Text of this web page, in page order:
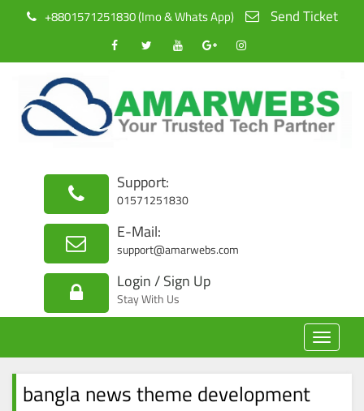
+8801571251830 (Imo & Whats App) Send Ticket
Support:
01571251830
E-Mail:
support@amarwebs.com
Login / Sign Up
Stay With Us
Toggle
bangla news theme development